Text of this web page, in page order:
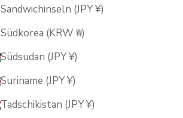
Sandwichinseln (JPY ¥)
Südkorea (KRW ₩)
Südsudan (JPY ¥)
Suriname (JPY ¥)
Tadschikistan (JPY ¥)